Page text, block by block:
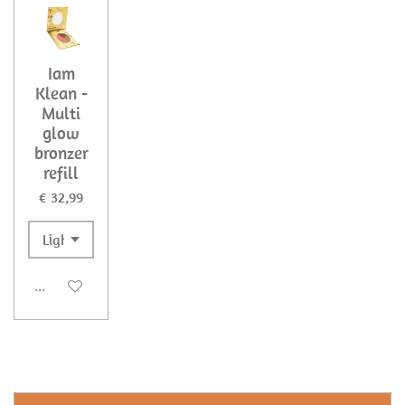
Iam
Klean -
Multi
glow
bronzer
refill
€ 32,99
Uitgeschakeld